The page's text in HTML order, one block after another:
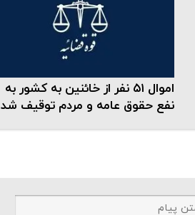
اموال ۵۱ نفر از خائنین به کشور به
نفع حقوق عامه و مردم توقیف شد